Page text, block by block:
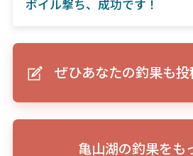
ボイル撃ち、成功です！
ぜひあなたの釣果も投
亀山湖の釣果をも